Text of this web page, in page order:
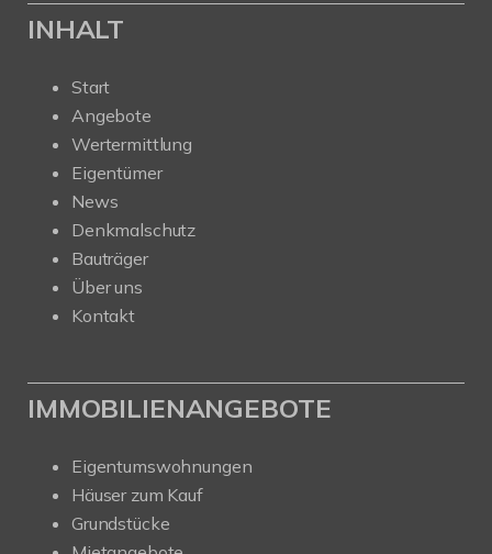
INHALT
Start
Angebote
Wertermittlung
Eigentümer
News
Denkmalschutz
Bauträger
Über uns
Kontakt
IMMOBILIENANGEBOTE
Eigentumswohnungen
Häuser zum Kauf
Grundstücke